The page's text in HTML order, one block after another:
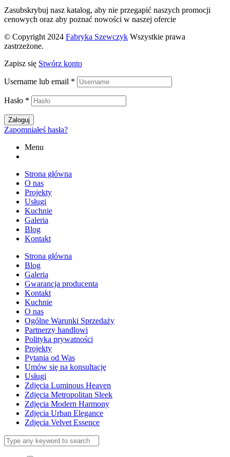
Zasubskrybuj nasz katalog, aby nie przegapić naszych promocji
cenowych oraz aby poznać nowości w naszej ofercie
© Copyright 2024 Fabryka Szewczyk Wszystkie prawa
zastrzeżone.
Zapisz się Stwórz konto
Username lub email *
Hasło *
Zaloguj
Zapomniałeś hasła?
Menu
Strona główna
O nas
Projekty
Usługi
Kuchnie
Galeria
Blog
Kontakt
Strona główna
Blog
Galeria
Gwarancja producenta
Kontakt
Kuchnie
O nas
Ogólne Warunki Sprzedaży
Partnerzy handlowi
Polityka prywatności
Projekty
Pytania od Was
Umów się na konsultację
Usługi
Zdjęcia Luminous Heaven
Zdjęcia Metropolitan Sleek
Zdjęcia Modern Harmony
Zdjęcia Urban Elegance
Zdjęcia Velvet Essence